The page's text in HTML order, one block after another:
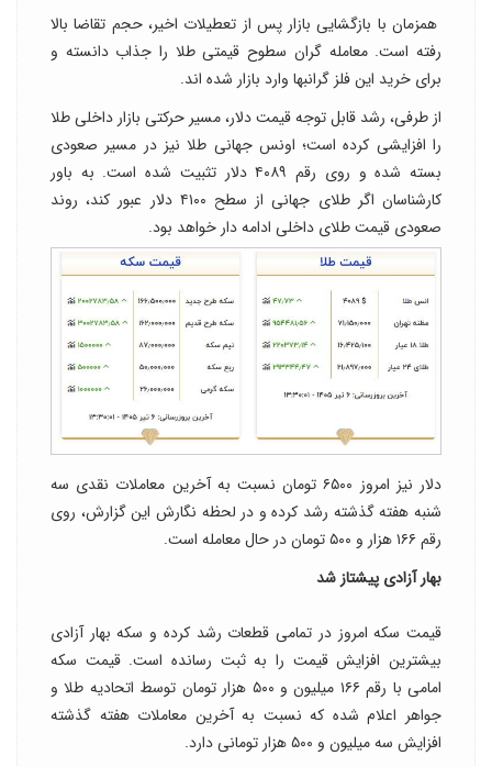
همزمان با بازگشایی بازار پس از تعطیلات اخیر، حجم تقاضا بالا
رفته است. معامله گران سطوح قیمتی طلا را جذاب دانسته و
برای خرید این فلز گرانبها وارد بازار شده اند.
از طرفی، رشد قابل توجه قیمت دلار، مسیر حرکتی بازار داخلی طلا
را افزایشی کرده است؛ اونس جهانی طلا نیز در مسیر صعودی
بسته شده و روی رقم ۴۰۸۹ دلار تثبیت شده است. به باور
کارشناسان اگر طلای جهانی از سطح ۴۱۰۰ دلار عبور کند، روند
صعودی قیمت طلای داخلی ادامه دار خواهد بود.
دلار نیز امروز ۶۵۰۰ تومان نسبت به آخرین معاملات نقدی سه
شنبه هفته گذشته رشد کرده و در لحظه نگارش این گزارش، روی
رقم ۱۶۶ هزار و ۵۰۰ تومان در حال معامله است.
بهار آزادی پیشتاز شد
قیمت سکه امروز در تمامی قطعات رشد کرده و سکه بهار آزادی
بیشترین افزایش قیمت را به ثبت رسانده است. قیمت سکه
امامی با رقم ۱۶۶ میلیون و ۵۰۰ هزار تومان توسط اتحادیه طلا و
جواهر اعلام شده که نسبت به آخرین معاملات هفته گذشته
افزایش سه میلیون و ۵۰۰ هزار تومانی دارد.